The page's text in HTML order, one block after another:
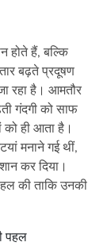
होते हैं, बल्कि
बढ़ते प्रदूषण
रहा है। आमतौर
गंदगी को साफ
को ही आता है।
मनाने गई थीं,
कर दिया।
की ताकि उनकी